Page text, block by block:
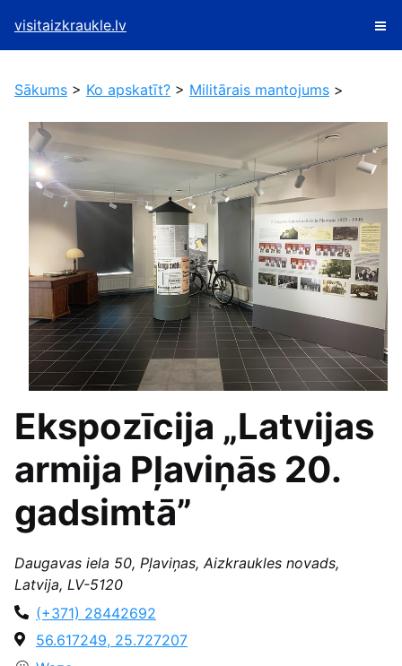
visitaizkraukle.lv
Sākums > Ko apskatīt? > Militārais mantojums >
Ekspozīcija „Latvijas
armija Pļaviņās 20.
gadsimtā”
Daugavas iela 50, Pļaviņas, Aizkraukles novads,
Latvija, LV-5120
(+371) 28442692
56.617249, 25.727207